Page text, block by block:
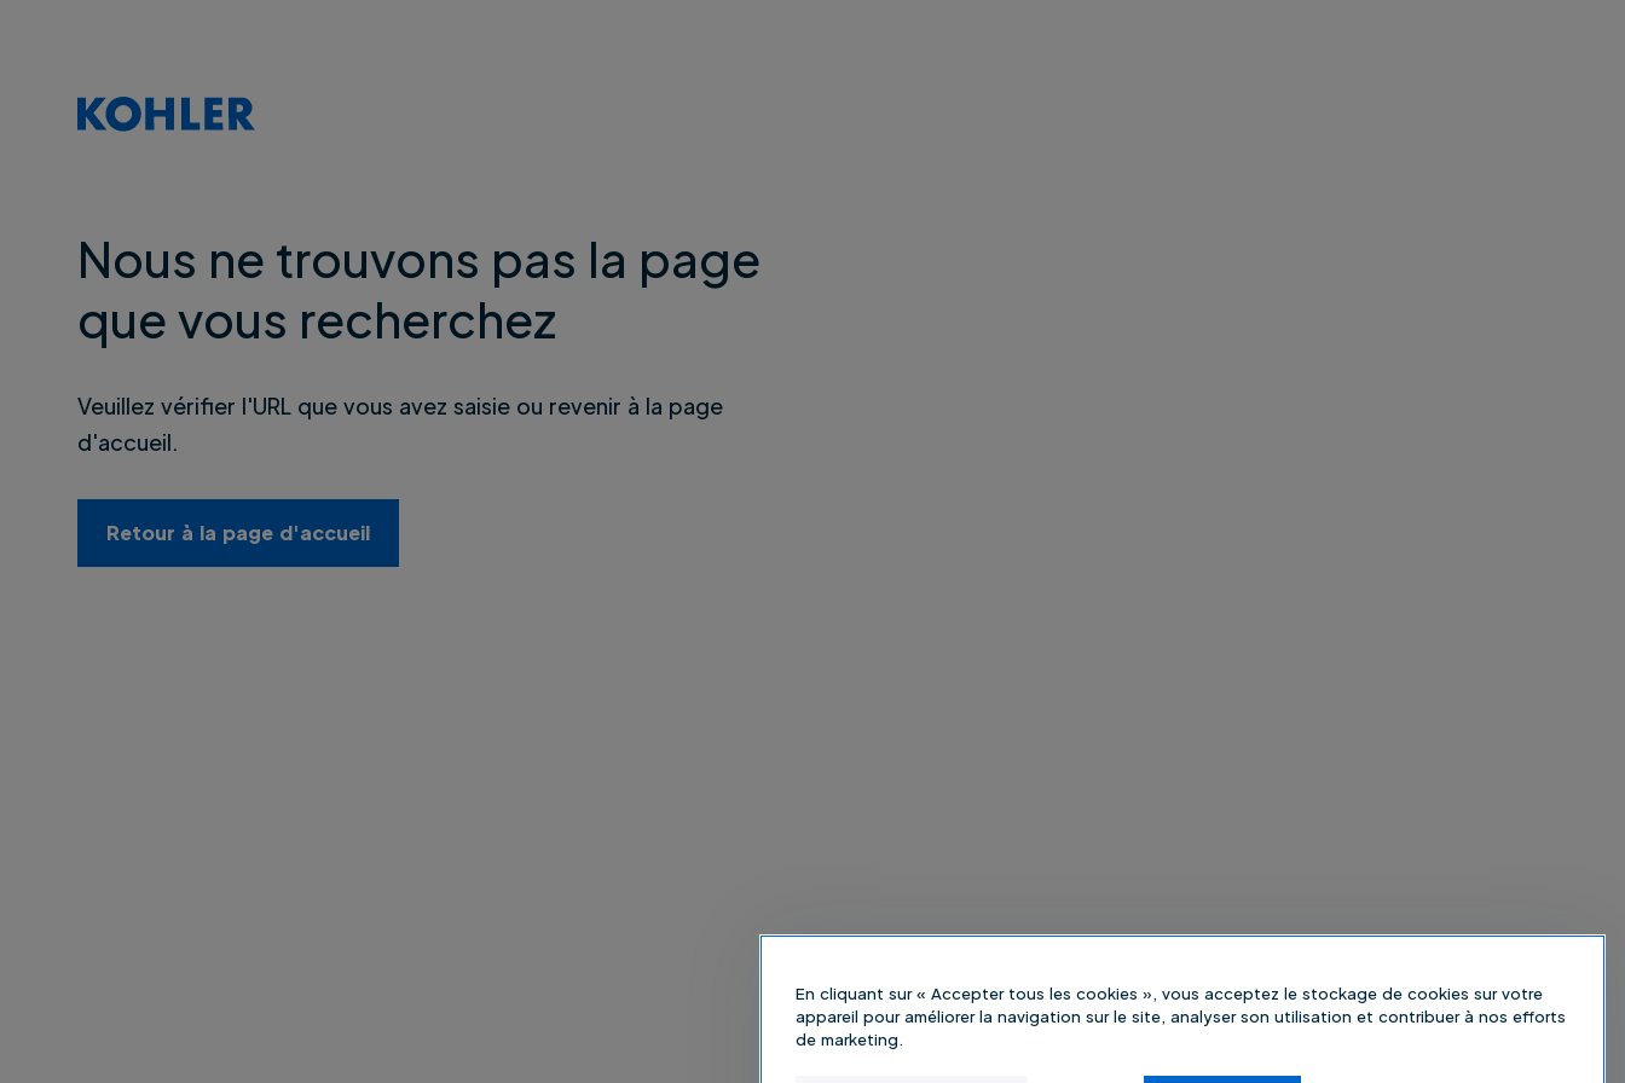
Nous ne trouvons pas la page
que vous recherchez
Veuillez vérifier l'URL que vous avez saisie ou revenir à la page
d'accueil.
Retour à la page d'accueil
En cliquant sur « Accepter tous les cookies », vous acceptez le stockage de cookies sur votre
appareil pour améliorer la navigation sur le site, analyser son utilisation et contribuer à nos efforts
de marketing.